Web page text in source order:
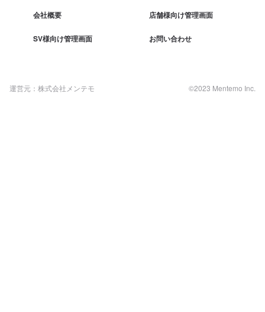
会社概要 店舗様向け管理画面
SV様向け管理画面 お問い合わせ
運営元：株式会社メンテモ ©2023 Mentemo Inc.